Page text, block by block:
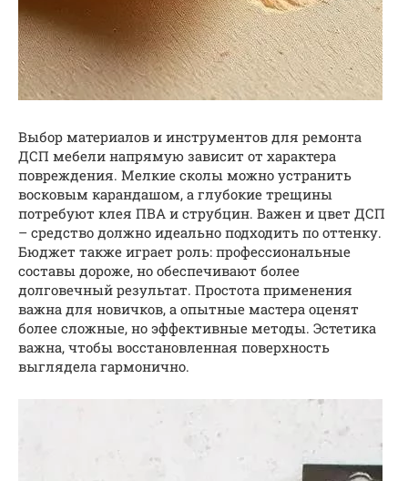
Выбор материалов и инструментов для ремонта
ДСП мебели напрямую зависит от характера
повреждения. Мелкие сколы можно устранить
восковым карандашом, а глубокие трещины
потребуют клея ПВА и струбцин. Важен и цвет ДСП
– средство должно идеально подходить по оттенку.
Бюджет также играет роль: профессиональные
составы дороже, но обеспечивают более
долговечный результат. Простота применения
важна для новичков, а опытные мастера оценят
более сложные, но эффективные методы. Эстетика
важна, чтобы восстановленная поверхность
выглядела гармонично.